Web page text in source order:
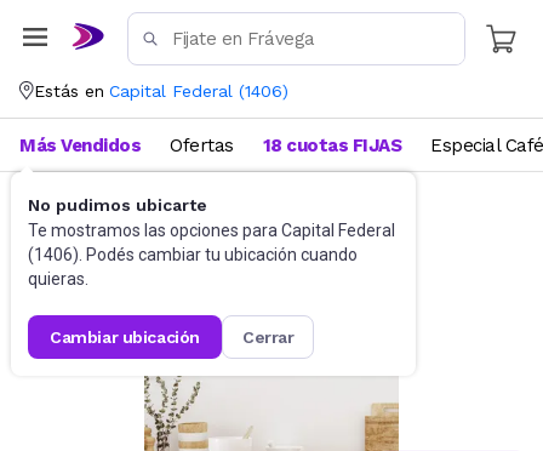
Estás en Capital Federal (1406)
No pudimos ubicarte
Te mostramos las opciones para Capital Federal
(1406). Podés cambiar tu ubicación cuando
quieras.
cambiar ubicación cerrar
Más Vendidos Ofertas 18 cuotas FIJAS Especial Café
Utensilios de cocina